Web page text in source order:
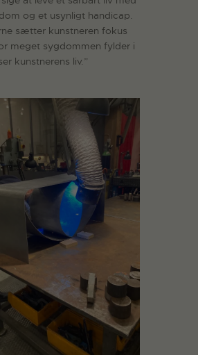
og et usynligt handicap.
sætter kunstneren fokus
meget sygdommen fylder i
kunstnerens liv.”